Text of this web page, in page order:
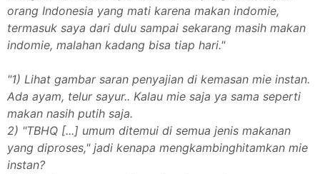
orang Indonesia yang mati karena makan indomie,
termasuk saya dari dulu sampai sekarang masih makan
indomie, malahan kadang bisa tiap hari."
"1) Lihat gambar saran penyajian di kemasan mie instan.
Ada ayam, telur sayur.. Kalau mie saja ya sama seperti
makan nasih putih saja.
2) "TBHQ [...] umum ditemui di semua jenis makanan
yang diproses," jadi kenapa mengkambinghitamkan mie
instan?